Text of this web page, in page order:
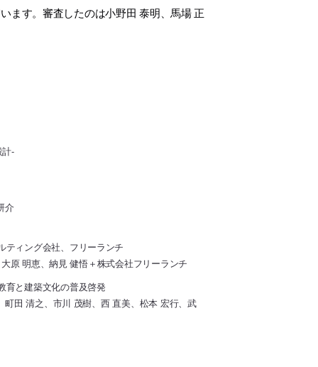
ます。審査したのは小野田 泰明、馬場 正
-
介
ティング会社、フリーランチ
原 明恵、納見 健悟＋株式会社フリーランチ
育と建築文化の普及啓発
田 清之、市川 茂樹、西 直美、松本 宏行、武